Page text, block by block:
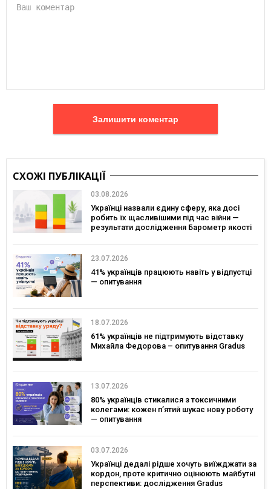
Залишити коментар
СХОЖІ ПУБЛІКАЦІЇ
03.08.2026
Українці назвали єдину сферу, яка досі
робить їх щасливішими під час війни —
результати дослідження Барометр якості
23.07.2026
41% українців працюють навіть у відпустці
— опитування
18.07.2026
61% українців не підтримують відставку
Михайла Федорова – опитування Gradus
13.07.2026
80% українців стикалися з токсичними
колегами: кожен п’ятий шукає нову роботу
— опитування
03.07.2026
Українці дедалі рідше хочуть виїжджати за
кордон, проте критично оцінюють майбутні
перспективи: дослідження Gradus